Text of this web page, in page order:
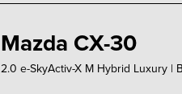
Mazda CX-30
2.0 e-SkyActiv-X M Hybrid Luxury |